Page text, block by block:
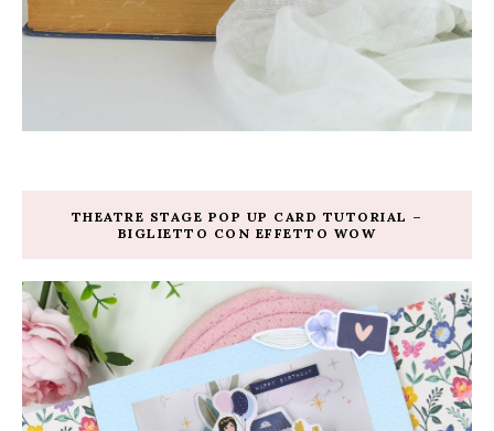
THEATRE STAGE POP UP CARD TUTORIAL –
BIGLIETTO CON EFFETTO WOW